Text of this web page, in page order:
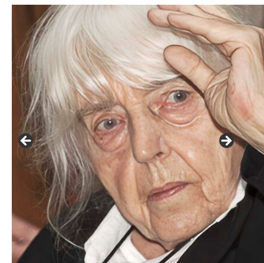
František Skála - film Veřejný prostor